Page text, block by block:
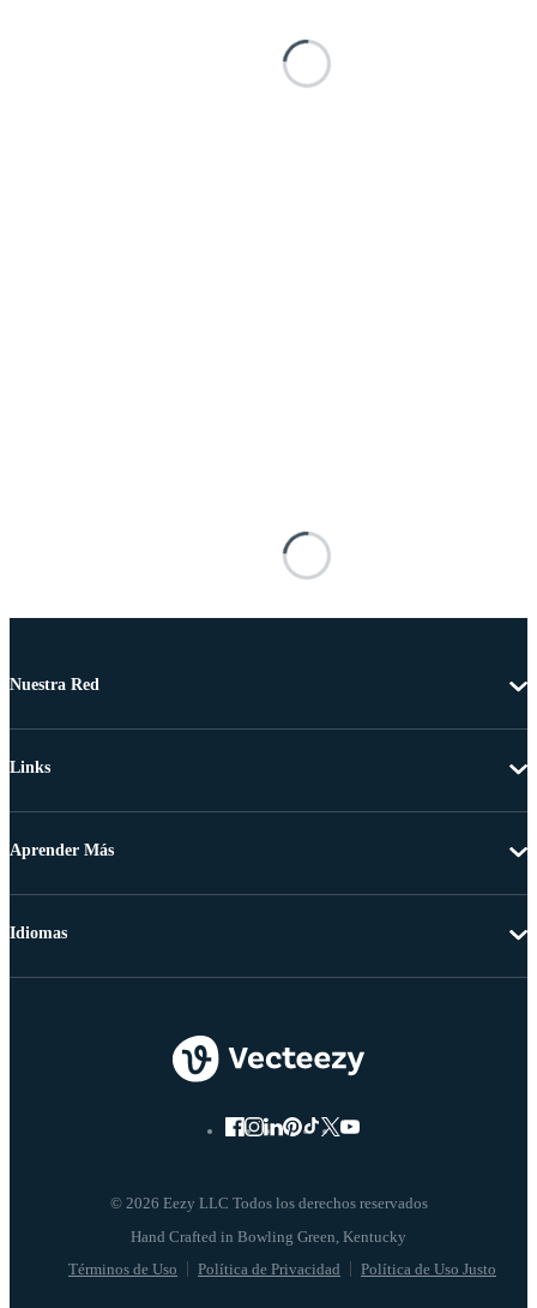
Nuestra Red
Links
Aprender Más
© 2026 Eezy LLC Todos los derechos reservados
Términos de Uso Política de Privacidad Política de Uso Justo
Idiomas